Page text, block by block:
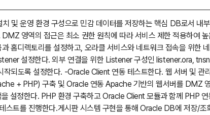
및 운영 환경 구성으로 민감 데이터를 저장하는 핵심 DB로서 내
영역의 접근은 최소 권한 원칙에 따라 서비스 제한 적용하여
홈디렉토리를 설정하고, 오라클 서비스와 네트워크 접속을 위한
설정한다. 외부 연결을 위한 Listener 구성인 listener.ora,
되도록 설정한다. -Oracle Client 연동 테스트한다. 웹 서버 및 관
+ PHP) 구축 및 Oracle 연동 Apache 기반의 웹서버를 DMZ
설정한다. PHP 환경 구축하고 Oracle Client 모듈과 함께 PHP
트를 진행한다.게시판 시스템 구현을 통해 Oracle DB에 저장/조